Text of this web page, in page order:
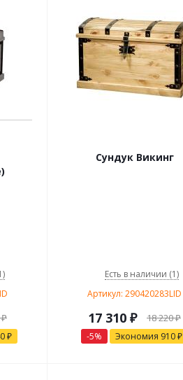
₽
₽
Сундук Викинг
Есть в наличии (1)
Артикул: 290420283LID
17 310 ₽ 18 220₽
-5% Экономия 910₽